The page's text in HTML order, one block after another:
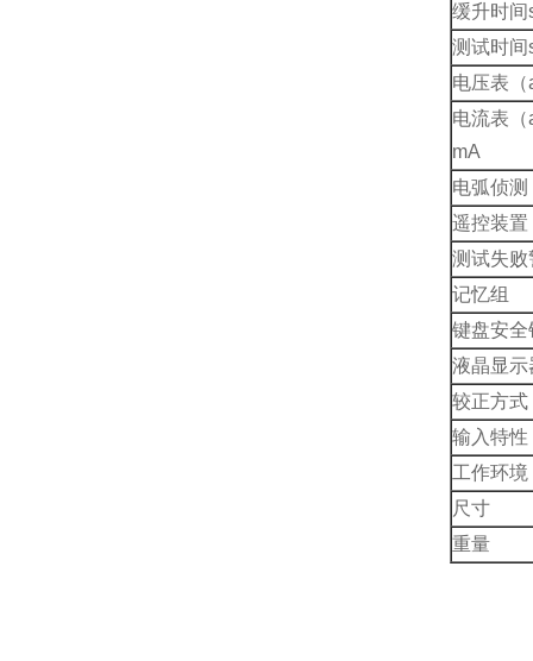
缓升时间
测试时间
电压表（
电流表（
mA
电弧侦测
遥控装置
测试失败
记忆组
键盘安全
液晶显示
较正方式
输入特性
工作环境
尺寸
重量